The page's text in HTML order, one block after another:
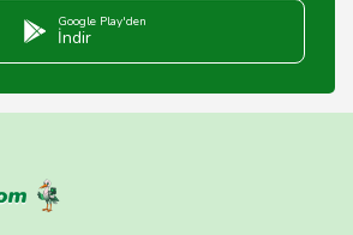
Google Play'den
İndir